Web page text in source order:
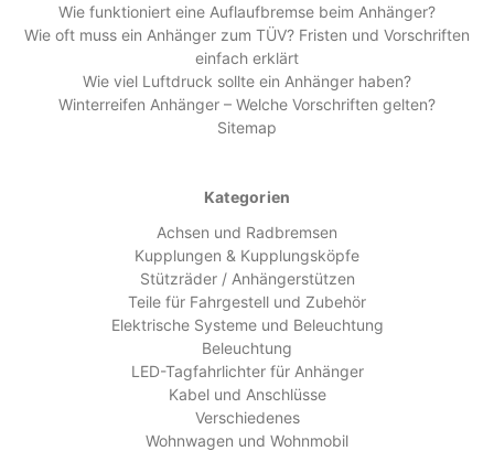
Wie funktioniert eine Auflaufbremse beim Anhänger?
Wie oft muss ein Anhänger zum TÜV? Fristen und Vorschriften
einfach erklärt
Wie viel Luftdruck sollte ein Anhänger haben?
Winterreifen Anhänger – Welche Vorschriften gelten?
Sitemap
Kategorien
Achsen und Radbremsen
Kupplungen & Kupplungsköpfe
Stützräder / Anhängerstützen
Teile für Fahrgestell und Zubehör
Elektrische Systeme und Beleuchtung
Beleuchtung
LED-Tagfahrlichter für Anhänger
Kabel und Anschlüsse
Verschiedenes
Wohnwagen und Wohnmobil